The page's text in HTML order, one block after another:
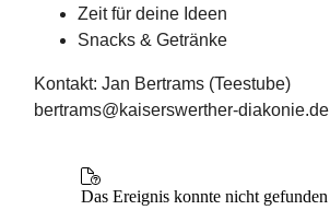
Zeit für deine Ideen
Snacks & Getränke
Kontakt: Jan Bertrams (Teestube)
bertrams@kaiserswerther-diakonie.de